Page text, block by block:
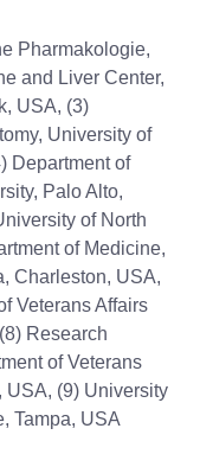
Pharmakologie,
and Liver Center,
USA, (3)
University of
Department of
Palo Alto,
of North
of Medicine,
Charleston, USA,
Veterans Affairs
Research
of Veterans
USA, (9) University
Tampa, USA